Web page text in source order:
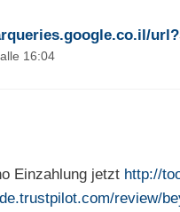
16:04
Einzahlung jetzt http://
review/